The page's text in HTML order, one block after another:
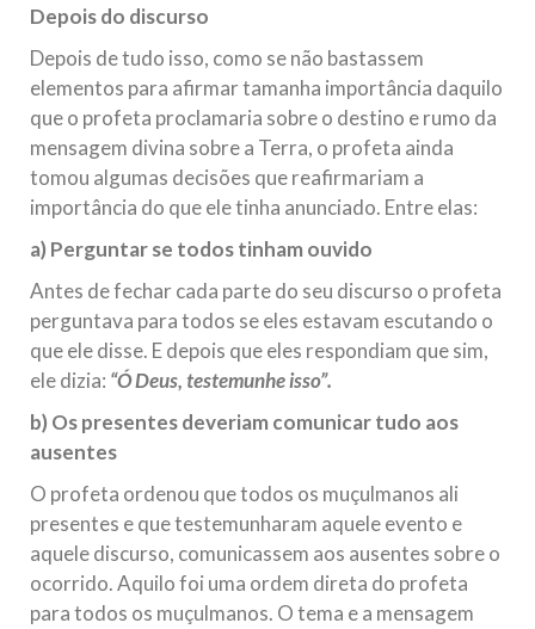
Depois do discurso
Depois de tudo isso, como se não bastassem
elementos para afirmar tamanha importância daquilo
que o profeta proclamaria sobre o destino e rumo da
mensagem divina sobre a Terra, o profeta ainda
tomou algumas decisões que reafirmariam a
importância do que ele tinha anunciado. Entre elas:
a) Perguntar se todos tinham ouvido
Antes de fechar cada parte do seu discurso o profeta
perguntava para todos se eles estavam escutando o
que ele disse. E depois que eles respondiam que sim,
ele dizia: “Ó Deus, testemunhe isso”.
b) Os presentes deveriam comunicar tudo aos
ausentes
O profeta ordenou que todos os muçulmanos ali
presentes e que testemunharam aquele evento e
aquele discurso, comunicassem aos ausentes sobre o
ocorrido. Aquilo foi uma ordem direta do profeta
para todos os muçulmanos. O tema e a mensagem